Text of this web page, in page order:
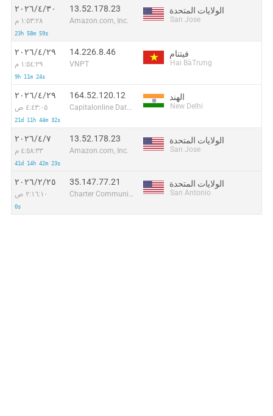
٣٠‏/٤‏/٢٠٢٦
١:٥٣:٢٨ م
23h 58m 59s
13.52.178.23
Amazon.com, Inc.
الولايات المتحدة
San Jose
٢٩‏/٤‏/٢٠٢٦
١:٥٤:٢٩ م
9h 11m 24s
14.226.8.46
VNPT
فيتنام
Hai BàTrưng
٢٩‏/٤‏/٢٠٢٦
٤:٤٣:٠٥ ص
21d 11h 44m 32s
164.52.120.12
Capitalonline Data Service (HK) Co
الهند
New Delhi
٧‏/٤‏/٢٠٢٦
٤:٥٨:٣٣ م
41d 14h 42m 23s
13.52.178.23
Amazon.com, Inc.
الولايات المتحدة
San Jose
٢٥‏/٢‏/٢٠٢٦
٢:١٦:١٠ ص
0s
35.147.77.21
Charter Communications
الولايات المتحدة
San Antonio